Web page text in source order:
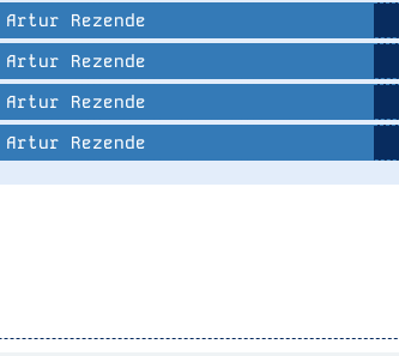
Artur Rezende
Artur Rezende
Artur Rezende
Artur Rezende